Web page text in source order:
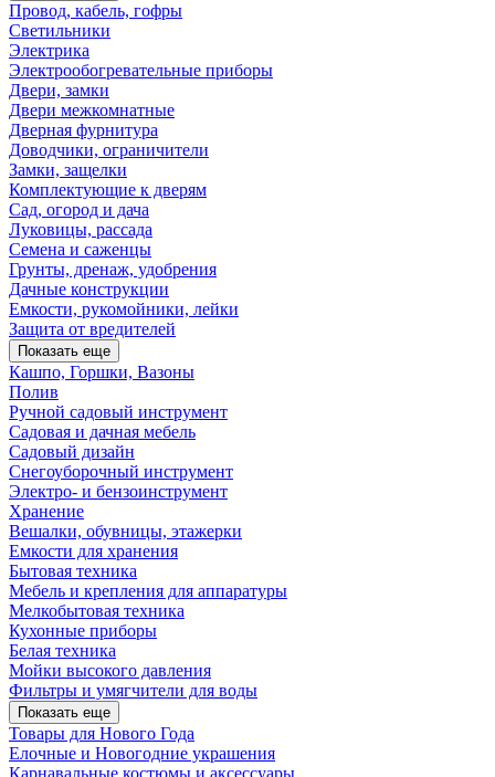
Провод, кабель, гофры
Светильники
Электрика
Электрообогревательные приборы
Двери, замки
Двери межкомнатные
Дверная фурнитура
Доводчики, ограничители
Замки, защелки
Комплектующие к дверям
Сад, огород и дача
Луковицы, рассада
Семена и саженцы
Грунты, дренаж, удобрения
Дачные конструкции
Емкости, рукомойники, лейки
Защита от вредителей
Показать еще
Кашпо, Горшки, Вазоны
Полив
Ручной садовый инструмент
Садовая и дачная мебель
Садовый дизайн
Снегоуборочный инструмент
Электро- и бензоинструмент
Хранение
Вешалки, обувницы, этажерки
Емкости для хранения
Бытовая техника
Мебель и крепления для аппаратуры
Мелкобытовая техника
Кухонные приборы
Белая техника
Мойки высокого давления
Фильтры и умягчители для воды
Показать еще
Товары для Нового Года
Елочные и Новогодние украшения
Карнавальные костюмы и аксессуары